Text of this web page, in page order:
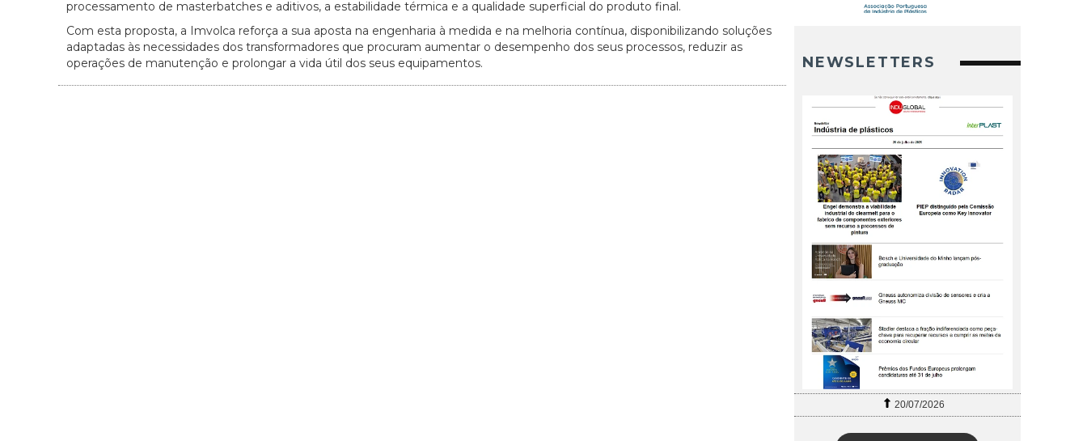
processamento de masterbatches e aditivos, a estabilidade térmica e a qualidade superficial do produto final.
Com esta proposta, a Imvolca reforça a sua aposta na engenharia à medida e na melhoria contínua, disponibilizando soluções
adaptadas às necessidades dos transformadores que procuram aumentar o desempenho dos seus processos, reduzir as
operações de manutenção e prolongar a vida útil dos seus equipamentos.
NEWSLETTERS
20/07/2026